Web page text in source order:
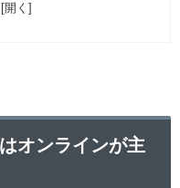
オンラインが主